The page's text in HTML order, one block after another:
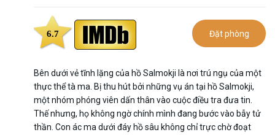
6.7 Đặt phòng
Bên dưới vẻ tĩnh lặng của hồ Salmokji là nơi trú ngụ của một
thực thể tà ma. Bị thu hút bởi những vụ án tại hồ Salmokji,
một nhóm phóng viên dấn thân vào cuộc điều tra đưa tin.
Thế nhưng, họ không ngờ chính mình đang bước vào bẫy tử
thần. Con ác ma dưới đáy hồ sâu không chỉ trực chờ đoạt